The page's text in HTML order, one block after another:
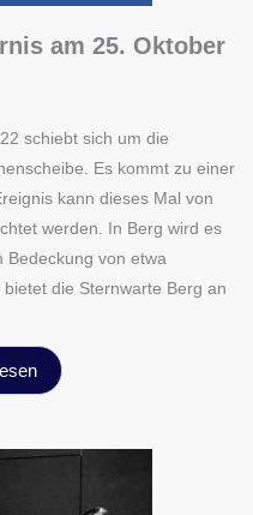
am 25. Oktober
schiebt sich um die
Es kommt zu einer
kann dieses Mal von
werden. In Berg wird es
Bedeckung von etwa
die Sternwarte Berg an